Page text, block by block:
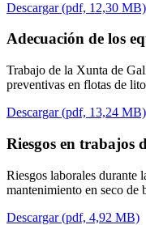
Descargar (pdf, 12,30 MB)
Adecuación de los
Trabajo de la Xunta de
preventivas en flotas de
Descargar (pdf, 13,24 MB)
Riesgos en trabajos
Riesgos laborales durante
mantenimiento en seco de
Descargar (pdf, 4,92 MB)